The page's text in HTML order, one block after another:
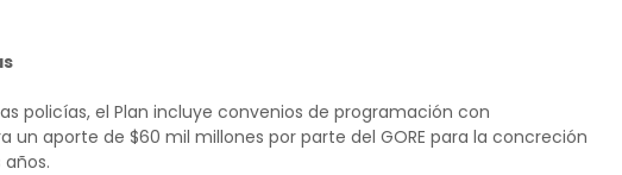
policías, el Plan incluye convenios de programación con
un aporte de $60 mil millones por parte del GORE para la concreción